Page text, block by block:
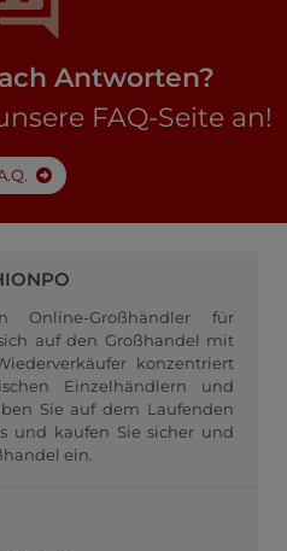
Antworten?
FAQ-Seite an!
Online-Großhändler für
auf den Großhandel mit
konzentriert
Einzelhändlern und
Sie auf dem Laufenden
und kaufen Sie sicher und
ein.